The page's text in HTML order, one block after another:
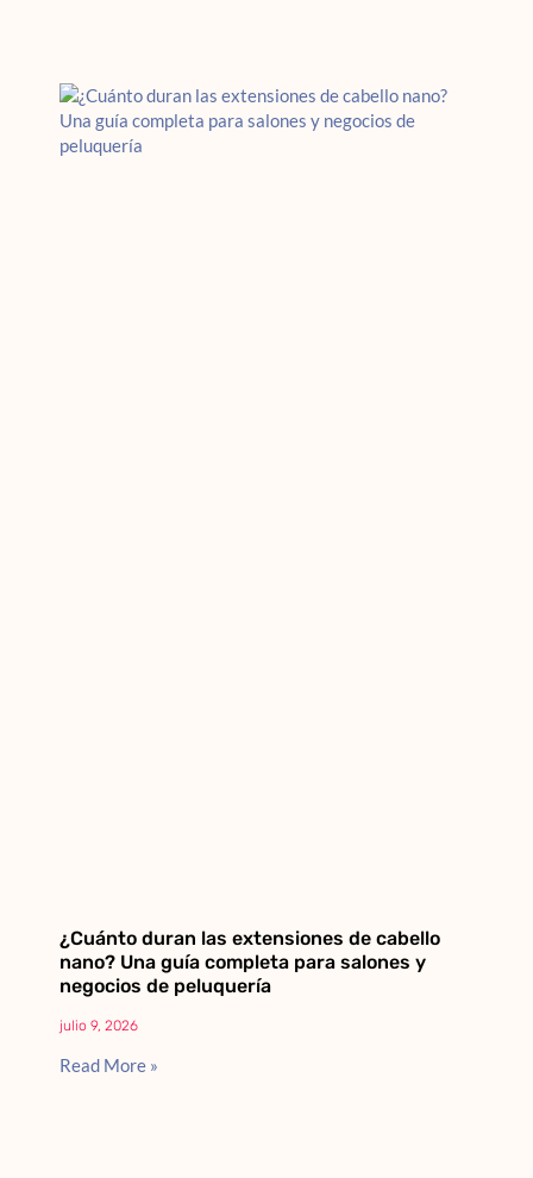
¿Cuánto duran las extensiones de cabello
nano? Una guía completa para salones y
negocios de peluquería
julio 9, 2026
Read More »